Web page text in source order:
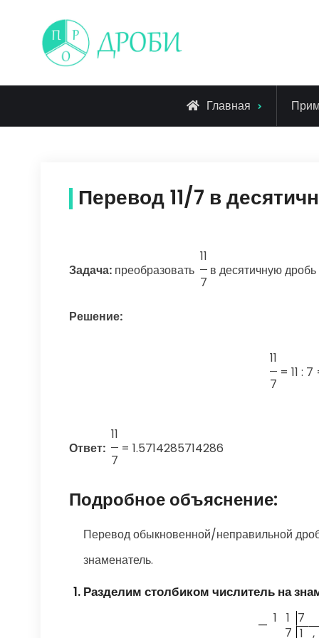
content
Главная
Перевод 11/7 в
Задача: преобразовать
11
7
в десятичную дробь
Решение:
11
7
= 11 :
Ответ:
11
7
= 1.5714285714286
Подробное объяснение:
Перевод обыкновенной/неправильной
знаменатель.
Разделим столбиком числитель на
— 1 1 7
7 1 ,